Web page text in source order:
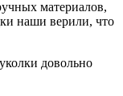
материалов,
наши верили, что
довольно